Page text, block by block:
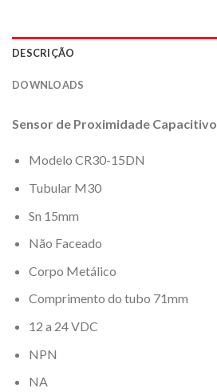
DESCRIÇÃO
DOWNLOADS
Sensor de Proximidade Capacitivo
Modelo CR30-15DN
Tubular M30
Sn 15mm
Não Faceado
Corpo Metálico
Comprimento do tubo 71mm
12 a 24 VDC
NPN
NA